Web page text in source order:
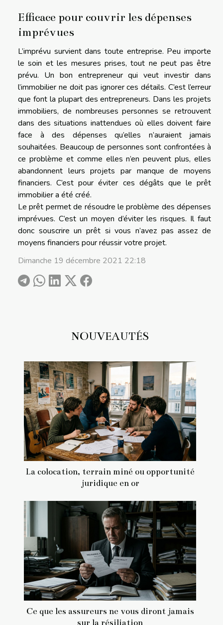
NOUVEAUTÉS
La colocation, terrain miné ou opportunité
juridique en or
Ce que les assureurs ne vous diront jamais
sur la résiliation
Efficace pour couvrir les dépenses
imprévues
L’imprévu survient dans toute entreprise. Peu importe
le soin et les mesures prises, tout ne peut pas être
prévu. Un bon entrepreneur qui veut investir dans
l’immobilier ne doit pas ignorer ces détails. C’est l’erreur
que font la plupart des entrepreneurs. Dans les projets
immobiliers, de nombreuses personnes se retrouvent
dans des situations inattendues où elles doivent faire
face à des dépenses qu’elles n’auraient jamais
souhaitées. Beaucoup de personnes sont confrontées à
ce problème et comme elles n’en peuvent plus, elles
abandonnent leurs projets par manque de moyens
financiers. C’est pour éviter ces dégâts que le prêt
immobilier a été créé.
Le prêt permet de résoudre le problème des dépenses
imprévues. C’est un moyen d’éviter les risques. Il faut
donc souscrire un prêt si vous n’avez pas assez de
moyens financiers pour réussir votre projet.
Dimanche 19 décembre 2021 22:18